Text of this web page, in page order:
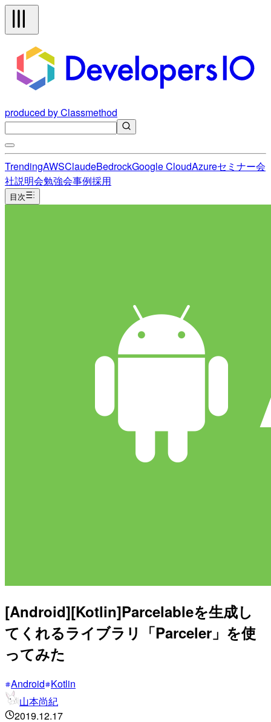
produced by Classmethod
TrendingAWSClaudeBedrockGoogle CloudAzureセミナー会
社説明会勉強会事例採用
目次
[Android][Kotlin]Parcelableを生成し
てくれるライブラリ「Parceler」を使
ってみた
Android Kotlin
山本尚紀
2019.12.17